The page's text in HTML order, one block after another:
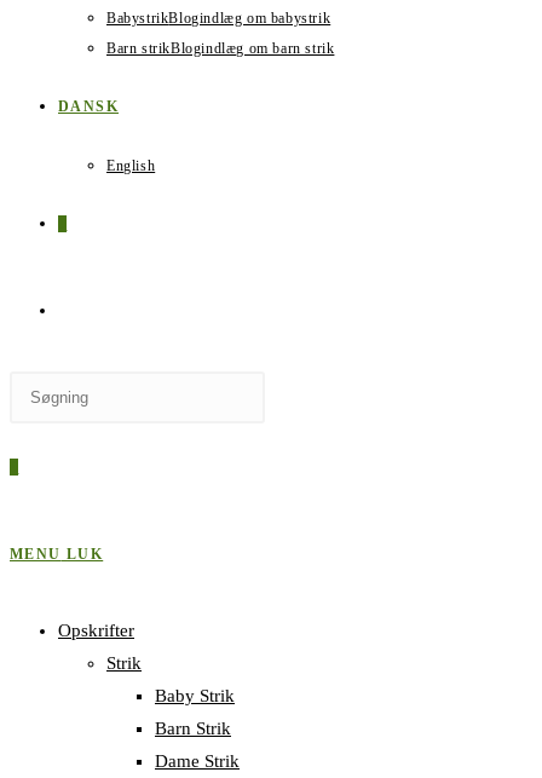
BabystrikBlogindlæg om babystrik
Barn strikBlogindlæg om barn strik
DANSK
English
TIL
MENU LUK
Opskrifter
Strik
Baby Strik
Barn Strik
Dame Strik